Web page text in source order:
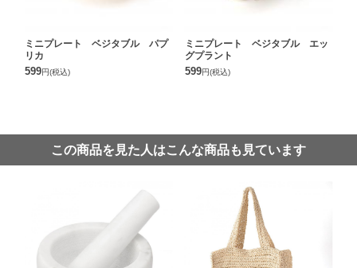
ミニプレート ベジタブル パプ
リカ
599円(税込)
ミニプレート ベジタブル エッ
グプラント
599円(税込)
この商品を見た人はこんな商品も見ています